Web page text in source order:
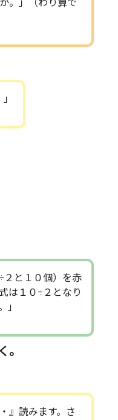
。」（わり算で
２と１０個）を赤
は１０÷２となり
」
。
』読みます。さ